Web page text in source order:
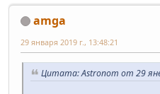
amga
29 января 2019 г., 13:48:21
Цитата: Astronom от 29